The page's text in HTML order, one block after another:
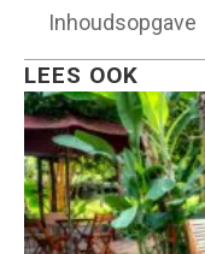
Inhoudsopgave
LEES OOK